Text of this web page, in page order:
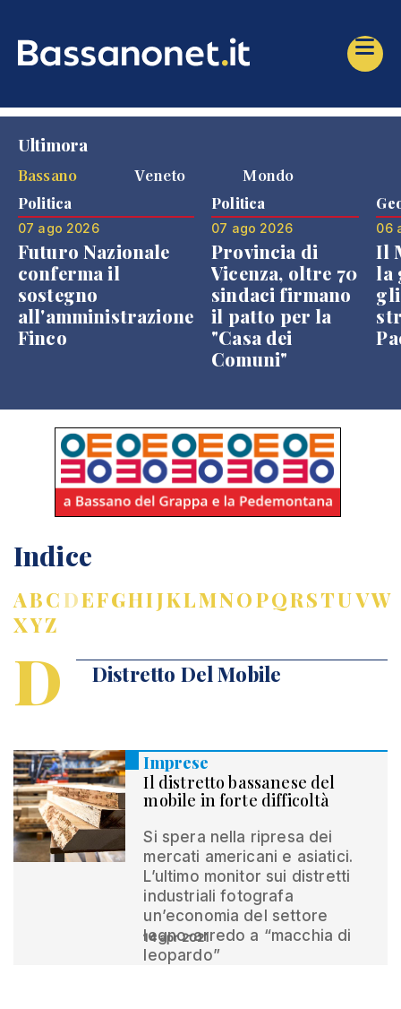
Ultimora
Bassano
Veneto Mondo
Politica
07 ago 2026
Futuro Nazionale
conferma il
sostegno
all'amministrazione
Finco
Politica
07 ago 2026
Provincia di
Vicenza, oltre 70
sindaci firmano
il patto per la
"Casa dei
Comuni"
06
Il
la
Indice
ABCDEFGHIJKLMNOPQRSTUVW
XYZ
D Distretto Del Mobile
Imprese
Il distretto bassanese del
mobile in forte difficoltà
Si spera nella ripresa dei
mercati americani e asiatici.
L’ultimo monitor sui distretti
industriali fotografa
un’economia del settore
legno-arredo a “macchia di
leopardo”
14 apr 2021